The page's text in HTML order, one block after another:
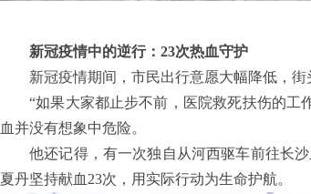
新冠疫情中的逆行：23次热血守护
新冠疫情期间，市民出行意愿大幅降低，
“如果大家都止步不前，医院救死扶伤的工
血并没有想象中危险。
他还记得，有一次独自从河西驱车前往长
夏丹坚持献血23次，用实际行动为生命护航。